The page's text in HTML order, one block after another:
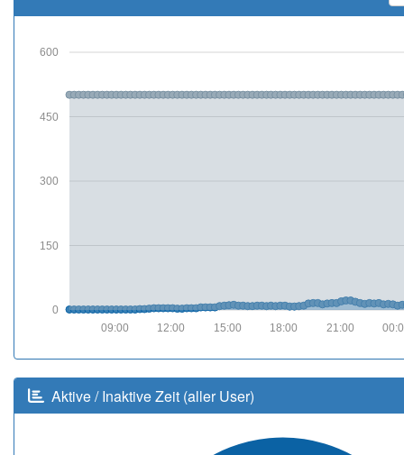
0
150
300
450
600
21:00
18:00
15:00
12:00
09:00
Aktive / Inaktive Zeit (aller User)